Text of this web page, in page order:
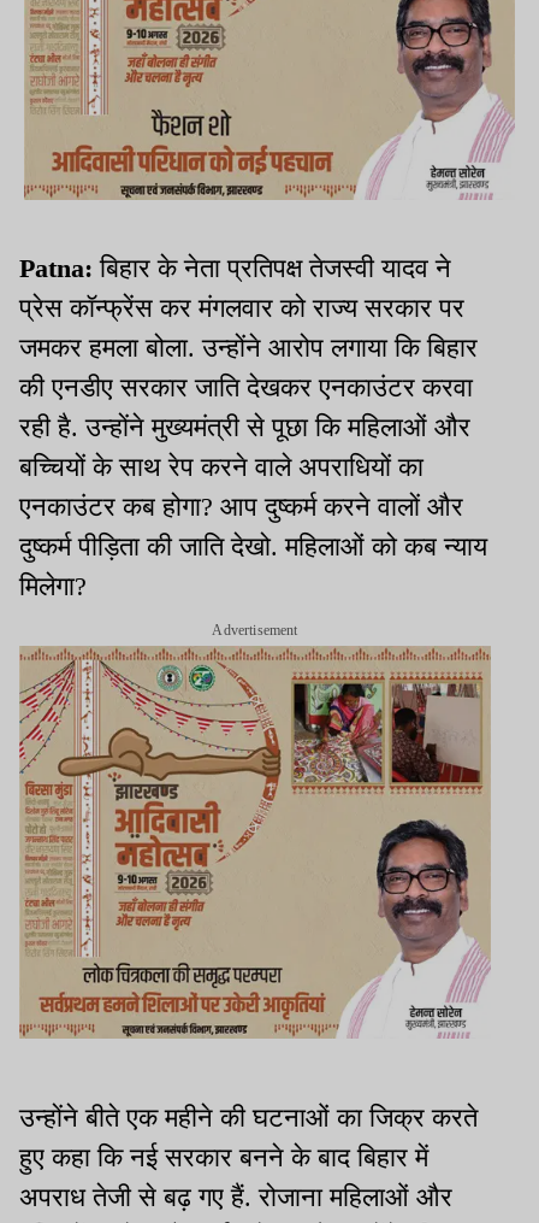
Patna:बिहार के नेता प्रतिपक्ष तेजस्वी यादव ने
प्रेस कॉन्फ्रेंस कर मंगलवार को राज्य सरकार पर
जमकर हमला बोला. उन्होंने आरोप लगाया कि बिहार
की एनडीए सरकार जाति देखकर एनकाउंटर करवा
रही है. उन्होंने मुख्यमंत्री से पूछा कि महिलाओं और
बच्चियों के साथ रेप करने वाले अपराधियों का
एनकाउंटर कब होगा? आप दुष्कर्म करने वालों और
दुष्कर्म पीड़िता की जाति देखो. महिलाओं को कब न्याय
मिलेगा?
Advertisement
उन्होंने बीते एक महीने की घटनाओं का जिक्र करते
हुए कहा कि नई सरकार बनने के बाद बिहार में
अपराध तेजी से बढ़ गए हैं. रोजाना महिलाओं और